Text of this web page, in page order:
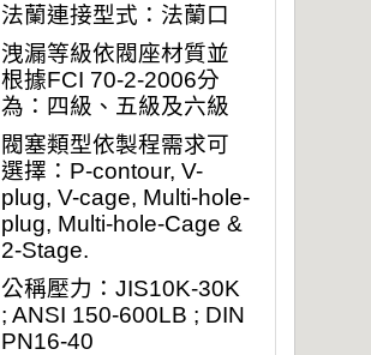
法蘭連接型式：法蘭口
洩漏等級依閥座材質並
根據FCI 70-2-2006分
為：四級、五級及六級
閥塞類型依製程需求可
選擇：P-contour, V-
plug, V-cage, Multi-hole-
plug, Multi-hole-Cage &
2-Stage.
公稱壓力：JIS10K-30K
; ANSI 150-600LB ; DIN
PN16-40